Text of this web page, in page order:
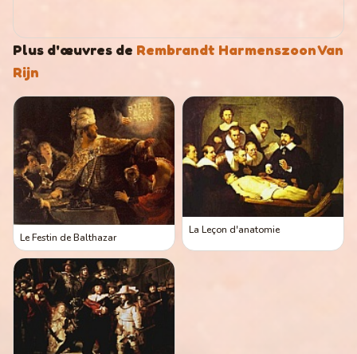
Plus d'œuvres de Rembrandt Harmenszoon Van
Rijn
Le Festin de Balthazar
La Leçon d'anatomie